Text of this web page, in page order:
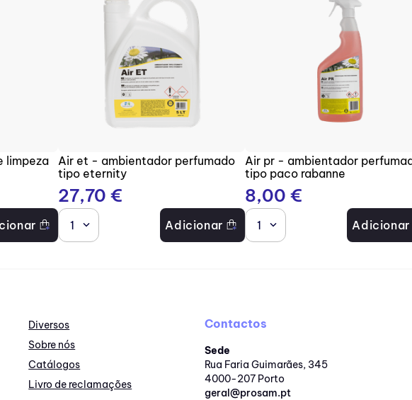
limpeza
Air et - ambientador perfumado
tipo eternity
27,70 €
1 Adicionar
Air pr - ambientador
tipo paco rabanne
8,00 €
1 Adicionar
Diversos
Sobre nós
Catálogos
Livro de reclamações
Contactos
Sede
Rua Faria Guimarães, 345
4000-207 Porto
geral@prosam.pt